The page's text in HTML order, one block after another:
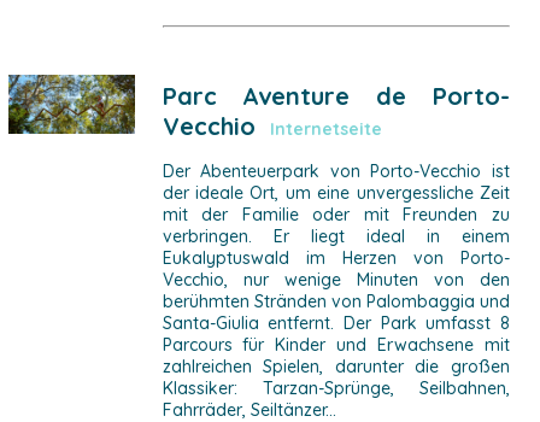
Parc Aventure de Porto-
Vecchio
Internetseite
Der Abenteuerpark von Porto-Vecchio ist
der ideale Ort, um eine unvergessliche Zeit
mit der Familie oder mit Freunden zu
verbringen. Er liegt ideal in einem
Eukalyptuswald im Herzen von Porto-
Vecchio, nur wenige Minuten von den
berühmten Stränden von Palombaggia und
Santa-Giulia entfernt. Der Park umfasst 8
Parcours für Kinder und Erwachsene mit
zahlreichen Spielen, darunter die großen
Klassiker: Tarzan-Sprünge, Seilbahnen,
Fahrräder, Seiltänzer...